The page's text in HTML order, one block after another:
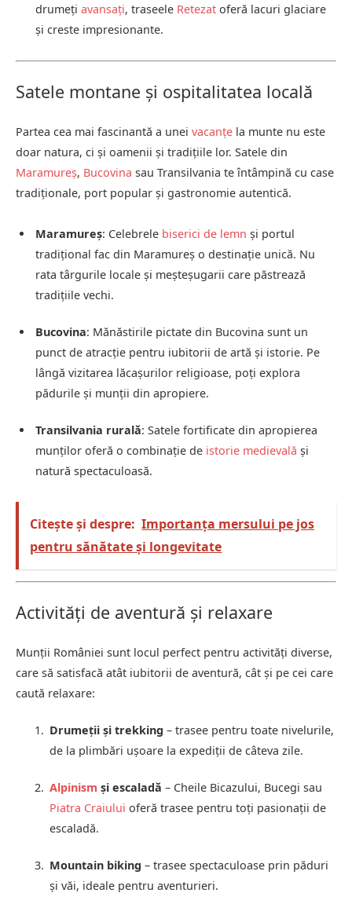
drumeți avansați, traseele Retezat oferă lacuri glaciare
și creste impresionante.
Satele montane și ospitalitatea locală
Partea cea mai fascinantă a unei vacanțe la munte nu este
doar natura, ci și oamenii și tradițiile lor. Satele din
Maramureș, Bucovina sau Transilvania te întâmpină cu case
tradiționale, port popular și gastronomie autentică.
Maramureș: Celebrele biserici de lemn și portul
tradițional fac din Maramureș o destinație unică. Nu
rata târgurile locale și meșteșugarii care păstrează
tradițiile vechi.
Bucovina: Mănăstirile pictate din Bucovina sunt un
punct de atracție pentru iubitorii de artă și istorie. Pe
lângă vizitarea lăcașurilor religioase, poți explora
pădurile și munții din apropiere.
Transilvania rurală: Satele fortificate din apropierea
munților oferă o combinație de istorie medievală și
natură spectaculoasă.
Citește și despre: Importanța mersului pe jos
pentru sănătate și longevitate
Activități de aventură și relaxare
Munții României sunt locul perfect pentru activități diverse,
care să satisfacă atât iubitorii de aventură, cât și pe cei care
caută relaxare:
Drumeții și trekking – trasee pentru toate nivelurile,
de la plimbări ușoare la expediții de câteva zile.
Alpinism și escaladă – Cheile Bicazului, Bucegi sau
Piatra Craiului oferă trasee pentru toți pasionații de
escaladă.
Mountain biking – trasee spectaculoase prin păduri
și văi, ideale pentru aventurieri.